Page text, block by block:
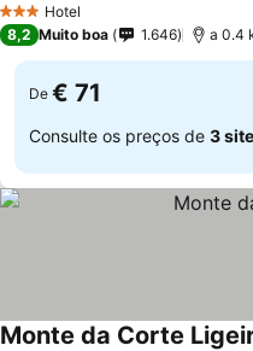
3 EstrelasHotel
8,2 Muito boa 1.646 a 0.4
De € 71
Consulte os preços de 3
Monte da Corte